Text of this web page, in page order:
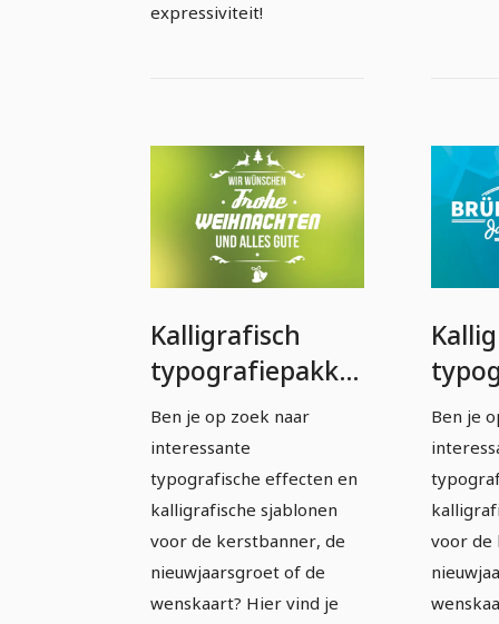
expressiviteit!
Kalligrafisch
typografiepakket
- volledig
bewerkbare
sjablonen -
feestdagen
Ben je op zoek naar
interessante
typografische effecten en
kalligrafische sjablonen
voor de kerstbanner, de
nieuwjaarsgroet of de
wenskaart? Hier vind je
-
Ben je
voor de